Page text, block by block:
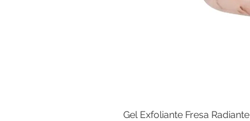
Gel Exfoliante Fresa Radiante